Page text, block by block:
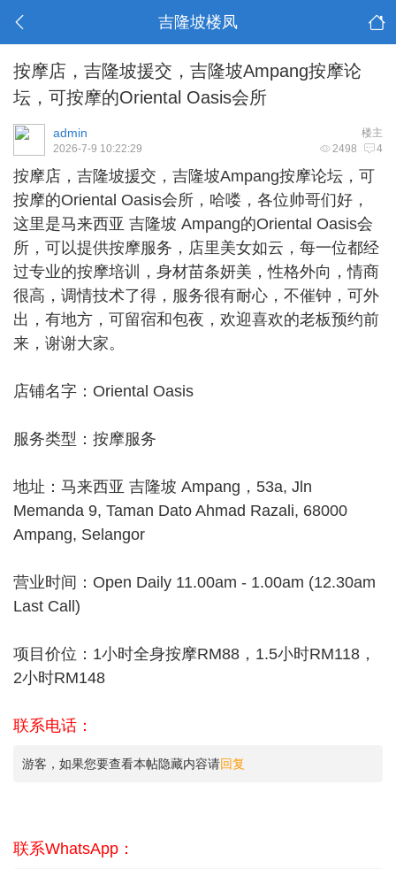
吉隆坡楼凤
按摩店，吉隆坡援交，吉隆坡Ampang按摩论
坛，可按摩的Oriental Oasis会所
楼主
admin
2498 4
2026-7-9 10:22:29
按摩店， 吉隆坡援交 ，吉隆坡Ampang按摩论坛，可
按摩的Oriental Oasis会所，哈喽，各位帅哥们好，
这里是马来西亚 吉隆坡 Ampang的Oriental Oasis会
所，可以提供按摩服务，店里美女如云，每一位都经
过专业的按摩培训，身材苗条妍美，性格外向，情商
很高，调情技术了得，服务很有耐心，不催钟，可外
出，有地方，可留宿和包夜，欢迎喜欢的老板预约前
来，谢谢大家。
店铺名字：Oriental Oasis
服务类型：按摩服务
地址：马来西亚 吉隆坡 Ampang，53a, Jln
Memanda 9, Taman Dato Ahmad Razali, 68000
Ampang, Selangor
营业时间：Open Daily 11.00am - 1.00am (12.30am
Last Call)
项目价位：1小时全身按摩RM88，1.5小时RM118，
2小时RM148
联系电话：
游客，如果您要查看本帖隐藏内容请回复
联系WhatsApp：